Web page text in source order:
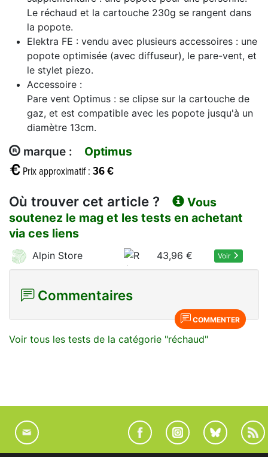
Le réchaud et la cartouche 230g se rangent dans
la popote.
Elektra FE : vendu avec plusieurs accessoires : une
popote optimisée (avec diffuseur), le pare-vent, et
le stylet piezo.
Accessoire :
Pare vent Optimus : se clipse sur la cartouche de
gaz, et est compatible avec les popote jusqu'à un
diamètre 13cm.
marque : Optimus
Prix approximatif : 36 €
Où trouver cet article ?
Vous
soutenez le mag et les tests en achetant
via ces liens
Alpin Store 43,96 € Voir
Commentaires
COMMENTER
Voir tous les tests de la catégorie "réchaud"